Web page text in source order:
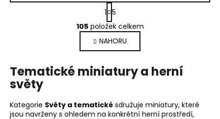
O
v
l
á
d
a
p
S
t
r
á
n
k
v
í
1 5
105položek celkem
NAHORU
Tematické miniatury a herní
světy
Kategorie Světy a tematické sdružuje miniatury, které
jsou navrženy s ohledem na konkrétní herní prostředí,